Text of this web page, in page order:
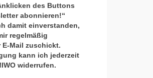
des Buttons
abonnieren!“
damit einverstanden,
regelmäßig
E-Mail zuschickt.
kann ich jederzeit
widerrufen.